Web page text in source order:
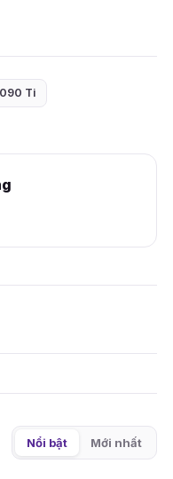
Ti
Nổi bật Mới nhất